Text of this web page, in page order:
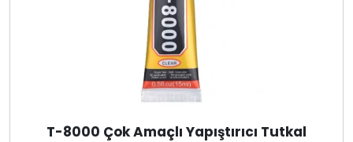
T-8000 Çok Amaçlı Yapıştırıcı Tutkal